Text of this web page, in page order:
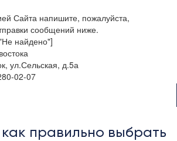
Сайта напишите, пожалуйста,
сообщений ниже.
найдено"]
ул.Сельская, д.5а
02-07
правильно выбрать